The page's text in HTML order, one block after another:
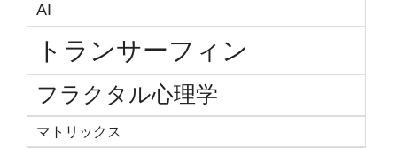
AI
トランサーフィン
フラクタル心理学
マトリックス